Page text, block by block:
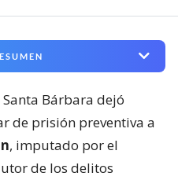
Bárbara dejó
de prisión preventiva a
, imputado por el
de los delitos